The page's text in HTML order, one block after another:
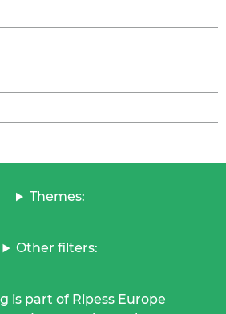
Themes:
Other filters:
is part of Ripess Europe